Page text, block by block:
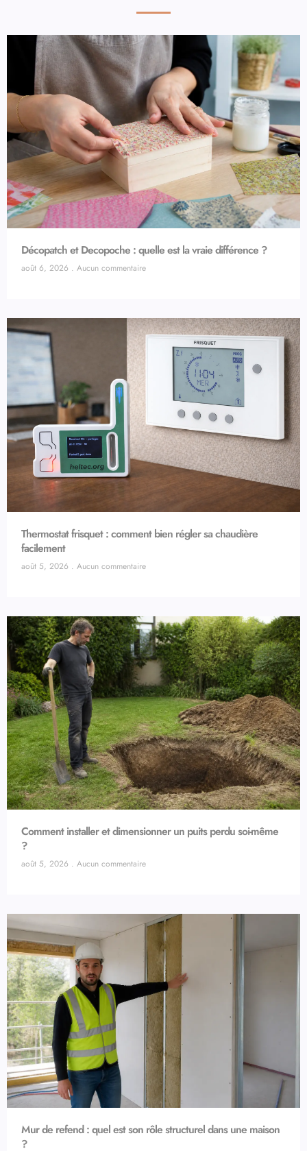
Décopatch et Decopoche : quelle est la vraie différence ?
août 6, 2026 Aucun commentaire
Thermostat frisquet : comment bien régler sa chaudière
facilement
août 5, 2026 Aucun commentaire
Comment installer et dimensionner un puits perdu soi-même
?
août 5, 2026 Aucun commentaire
Mur de refend : quel est son rôle structurel dans une maison
?